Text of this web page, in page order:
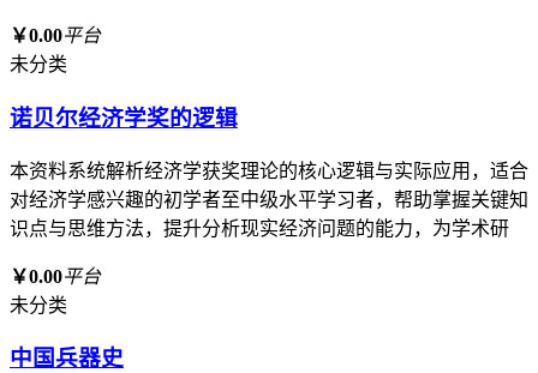
￥0.00平台
未分类
诺贝尔经济学奖的逻辑
本资料系统解析经济学获奖理论的核心逻辑与实际应用，适合
对经济学感兴趣的初学者至中级水平学习者，帮助掌握关键知
识点与思维方法，提升分析现实经济问题的能力，为学术研
￥0.00平台
未分类
中国兵器史